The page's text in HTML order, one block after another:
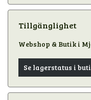
Tillgänglighet
Webshop & Butik i
Se lagerstatus i